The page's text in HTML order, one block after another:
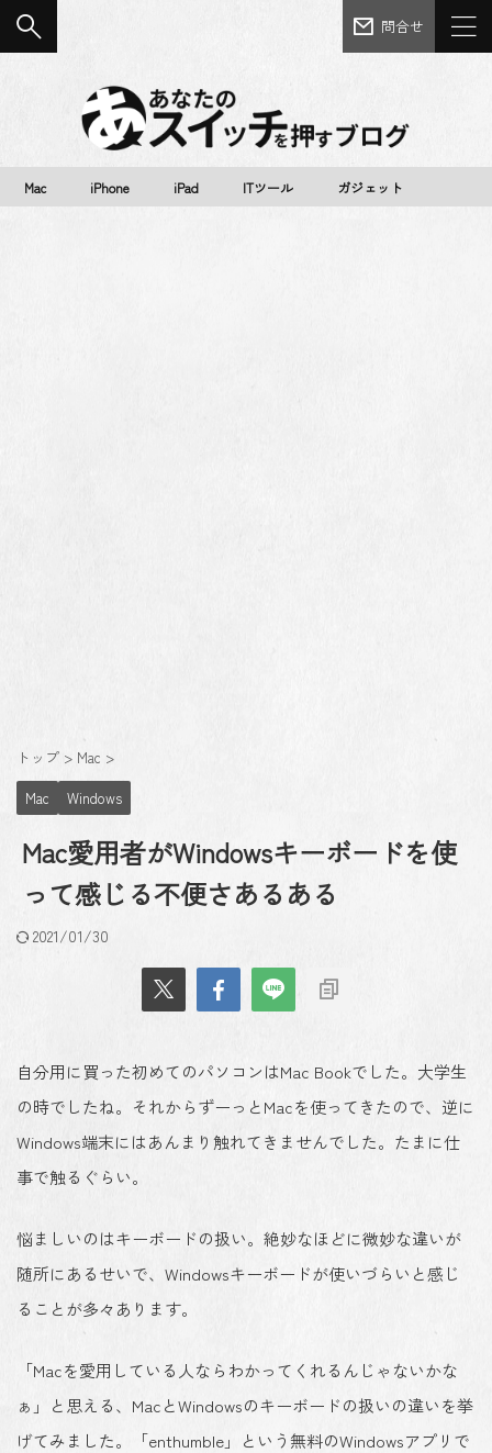
問合せ
Mac iPhone iPad ITツール ガジェット
トップ > Mac >
Mac
Windows
Mac愛用者がWindowsキーボードを使
って感じる不便さあるある
2021/01/30
自分用に買った初めてのパソコンはMac Bookでした。大学生
の時でしたね。それからずーっとMacを使ってきたので、逆に
Windows端末にはあんまり触れてきませんでした。たまに仕
事で触るぐらい。
悩ましいのはキーボードの扱い。絶妙なほどに微妙な違いが
随所にあるせいで、Windowsキーボードが使いづらいと感じ
ることが多々あります。
「Macを愛用している人ならわかってくれるんじゃないかな
ぁ」と思える、MacとWindowsのキーボードの扱いの違いを挙
げてみました。「enthumble」という無料のWindowsアプリで